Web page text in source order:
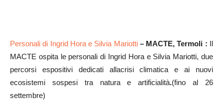
Personali di Ingrid Hora e Silvia Mariotti– MACTE, Termoli : Il
MACTE ospita le personali di Ingrid Hora e Silvia Mariotti, due
percorsi espositivi dedicati allacrisi climatica e ai nuovi
ecosistemi sospesi tra natura e artificialità.(fino al 26
settembre)